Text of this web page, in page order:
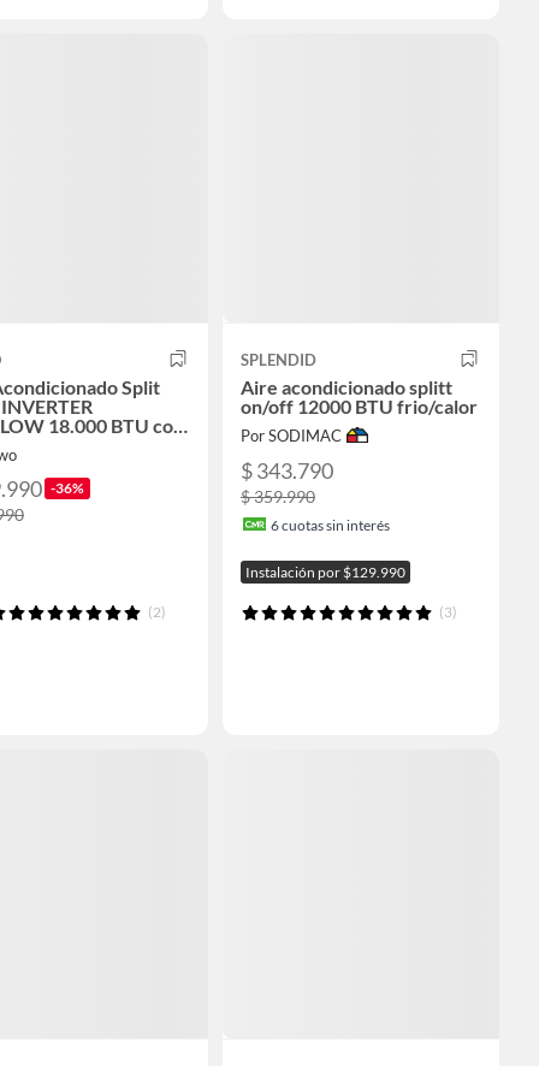
Split
18.000 BTU con
-36%
(2)
SPLENDID
Aire acondicionado splitt
on/off 12000 BTU frio/calor
Por SODIMAC
$ 343.790
$ 359.990
6cuotas sin interés
Instalación por $129.990
(3)